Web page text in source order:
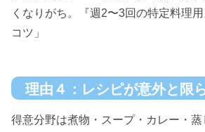
くなりがち。『週2〜3回の特定料理
コツ」
理由４：レシピが意外と限
得意分野は煮物・スープ・カレー・